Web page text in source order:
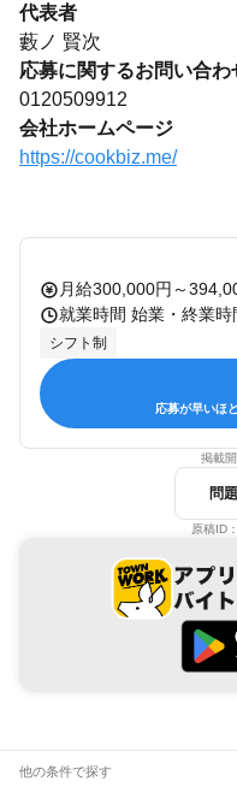
代表者
藪ノ 賢次
応募に関するお問い合わ
0120509912
会社ホームページ
https://cookbiz.me/
月給300,000円～
シフト制
応募が早いほ
掲載開
問
原稿ID：
他の条件で探す